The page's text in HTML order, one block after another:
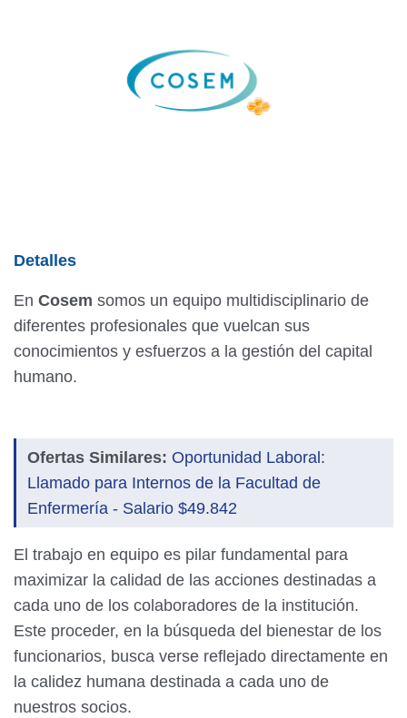
Detalles
En Cosem somos un equipo multidisciplinario de
diferentes profesionales que vuelcan sus
conocimientos y esfuerzos a la gestión del capital
humano.
Ofertas Similares: Oportunidad Laboral:
Llamado para Internos de la Facultad de
Enfermería - Salario $49.842
El trabajo en equipo es pilar fundamental para
maximizar la calidad de las acciones destinadas a
cada uno de los colaboradores de la institución.
Este proceder, en la búsqueda del bienestar de los
funcionarios, busca verse reflejado directamente en
la calidez humana destinada a cada uno de
nuestros socios.